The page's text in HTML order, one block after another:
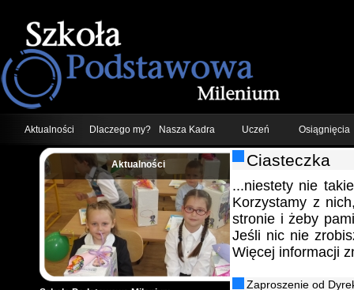
Aktualności Dlaczego my? Nasza Kadra Uczeń Osiągnięcia
Aktualności
Ciasteczka
...niestety nie
Korzystamy z
stronie i żeby
Jeśli nic nie
Więcej informacji
Zaproszenie od